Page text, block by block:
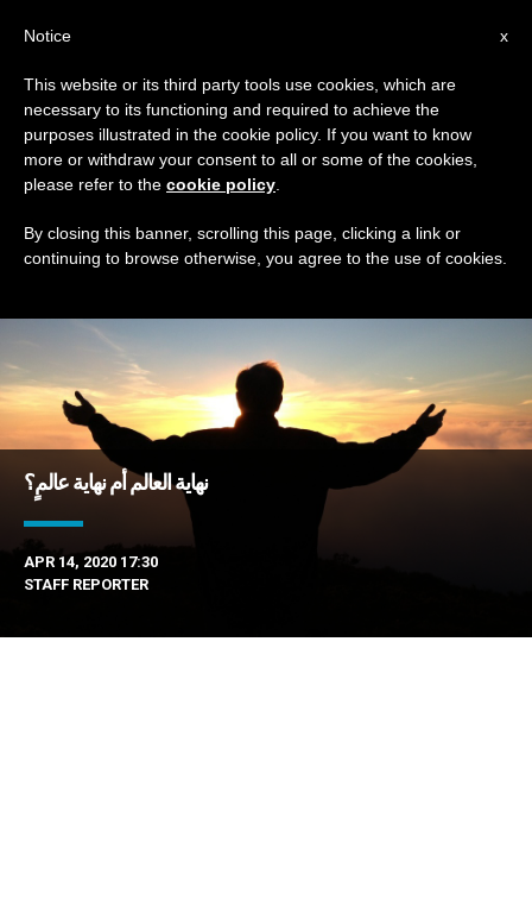
TAG
Posts Tagged ‘أؤمن’
DERNIÈRES NOUVELLES
نهاية العالم أم نهاية عالمٍ؟
APR 14, 2020 17:30
STAFF REPORTER
x
Notice
This website or its third party tools use cookies, which are
necessary to its functioning and required to achieve the
purposes illustrated in the cookie policy. If you want to know
more or withdraw your consent to all or some of the cookies,
please refer to the cookie policy
By closing this banner, scrolling this page, clicking a link or
continuing to browse otherwise, you agree to the use of cookies.